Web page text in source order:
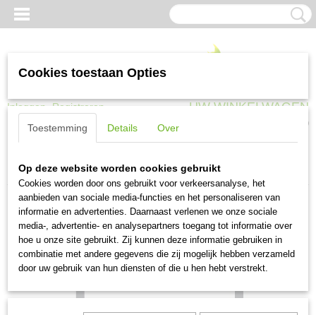
Inloggen Registreren UW WINKELWAGEN
(0)
13x1.05 100 cm x 25 meter
Cookies toestaan Opties
Toestemming Details Over
Op deze website worden cookies gebruikt
Cookies worden door ons gebruikt voor verkeersanalyse, het
aanbieden van sociale media-functies en het personaliseren van
informatie en advertenties. Daarnaast verlenen we onze sociale
media-, advertentie- en analysepartners toegang tot informatie over
hoe u onze site gebruikt. Zij kunnen deze informatie gebruiken in
combinatie met andere gegevens die zij mogelijk hebben verzameld
door uw gebruik van hun diensten of die u hen hebt verstrekt.